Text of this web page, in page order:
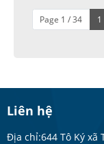
Page 1 / 34 1
Liên hệ
Địa chỉ:644 Tô Ký xã